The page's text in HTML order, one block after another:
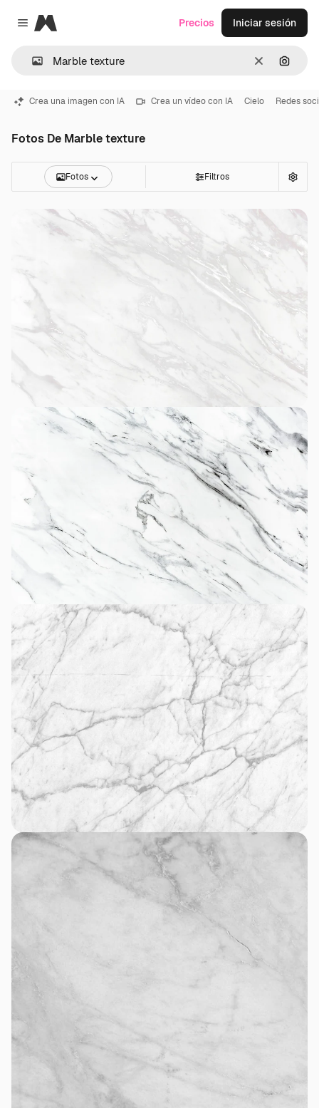
Close menu
Magnific
Borrar
Precios Iniciar sesión
Crea una imagen con IA Crea un vídeo con IA Cielo Redes
Fotos De Marble texture
Fotos Filtros